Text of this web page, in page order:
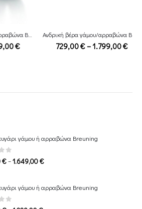
Γυναικεία βέρα γάμου/αρραβώνα Breuning
€Price
Ανδρική βέρα γάμου/αρραβώνα Breuning
729,00€–1.799,00€Price
γάμου ή αρραβώνα Breuning
of 5
€–1.649,00€Price
through
γάμου ή αρραβώνα Breuning
of 5